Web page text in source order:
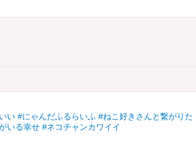
い #にゃんだふるらいふ #ねこ好きさんと繋がりた
いる幸せ #ネコチャンカワイイ